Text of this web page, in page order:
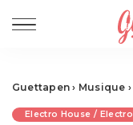
Guettapen › Musique ›
Electro House / Electro